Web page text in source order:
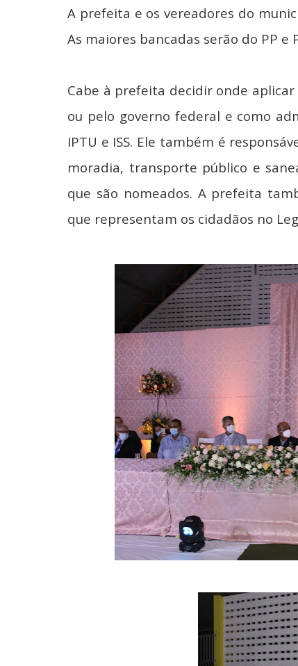
A prefeita e os vereadores do
As maiores bancadas serão do PP e
Cabe à prefeita decidir onde
ou pelo governo federal e como
IPTU e ISS. Ele também é
moradia, transporte público e
que são nomeados. A prefeita
que representam os cidadãos no